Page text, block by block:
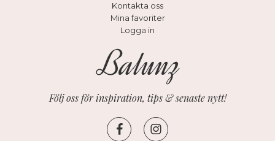
Kontakta oss
Mina favoriter
Logga in
Följ oss för inspiration, tips & senaste nytt!